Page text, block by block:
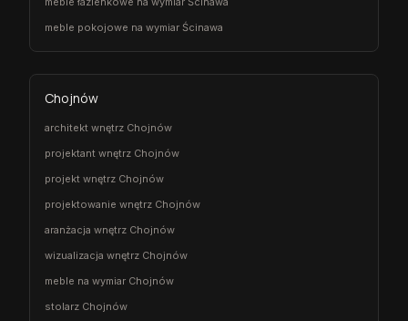
meble pokojowe na wymiar Ścinawa
Chojnów
architekt wnętrz Chojnów
projektant wnętrz Chojnów
projekt wnętrz Chojnów
projektowanie wnętrz Chojnów
aranżacja wnętrz Chojnów
wizualizacja wnętrz Chojnów
meble na wymiar Chojnów
stolarz Chojnów